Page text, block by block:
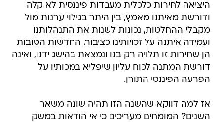
היציאה לחירות כלכלית מעבדות פיננסית לא קלה
ודורשת מאיתנו מאמץ, בין היתר בגילוי ערנות מול
מקבלי ההחלטות, נכונות לשנות את התנהלותנו
ועמידה איתנה על זכויותינו כציבור. החדשות הטובות
הן שחירות זו תלויה רק בנו ונמצאת בהישג ידנו, ואינה
דורשת המתנה לכוח עליון שיפליא במכותיו על
הפרעה הפיננסי התורן.
אז למה דווקא שהשנה הזו תהיה שונה משאר
השנים? המומחים מעריכים כי אי הודאות במשק